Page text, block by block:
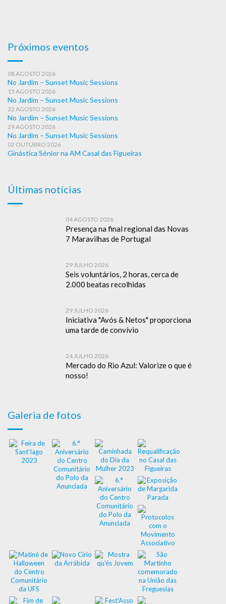
Próximos eventos
08 AGOSTO 2026
No Jardim – Sunset Music Sessions
15 AGOSTO 2026
No Jardim – Sunset Music Sessions
22 AGOSTO 2026
No Jardim – Sunset Music Sessions
29 AGOSTO 2026
No Jardim – Sunset Music Sessions
02 OUTUBRO 2026
Ginástica Sénior na AM Casal das Figueiras
Últimas notícias
04 AGOSTO 2026
Presença na final regional das Novas
7 Maravilhas de Portugal
29 JULHO 2026
Seis voluntários, 2 horas, cerca de
2.000 beatas recolhidas
29 JULHO 2026
Iniciativa "Avós & Netos" proporciona
uma tarde de convívio
24 JULHO 2026
Mercado do Rio Azul: Valorize o que é
nosso!
Galeria de fotos